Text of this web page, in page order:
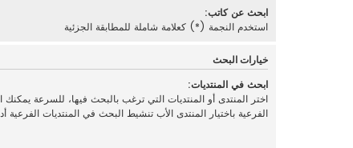
ابحث عن كاتب:
استخدم النجمة (*) كعلامة شاملة للمطابقة الجزئية
خيارات البحث
ابحث في المنتديات:
اختر المنتدى أو المنتديات التي ترغب بالبحث فيها، للسرعة يمكنك
الفرعية باختيار المنتدى الأب تنشيط البحث في المنتديات الفرعية